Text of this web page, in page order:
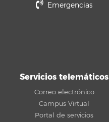
Emergencias
Servicios telemáticos
Correo electrónico
Campus Virtual
Portal de servicios